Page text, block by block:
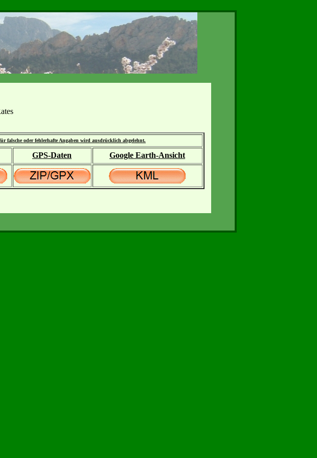
falsche oder fehlerhafte Angaben wird ausdrücklich abgelehnt.
GPS-Daten Google Earth-Ansicht